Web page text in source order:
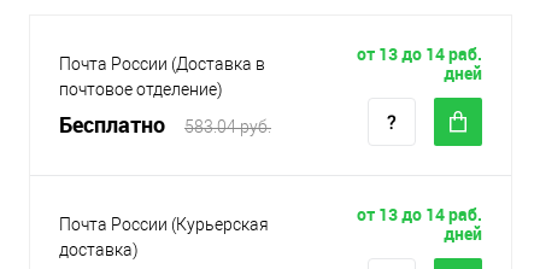
Почта России (Доставка в
почтовое отделение)
Бесплатно 583.04 руб.
от 13 до 14 раб.
дней
Почта России (Курьерская
доставка)
от 13 до 14 раб.
дней